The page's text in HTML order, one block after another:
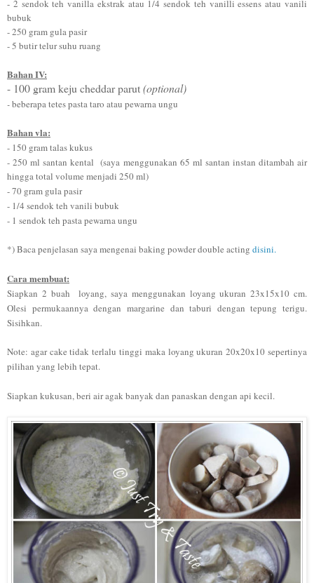
- 2 sendok teh vanilla ekstrak atau 1/4 sendok teh vanilli essens atau vanili
bubuk
- 250 gram gula pasir
- 5 butir telur suhu ruang
Bahan IV:
- 100 gram keju cheddar parut(optional)
-beberapa tetes pasta taro atau pewarna ungu
Bahan vla:
- 150 gram talas kukus
- 250 ml santan kental(saya menggunakan 65 ml santan instan ditambah air
hingga total volume menjadi 250 ml)
- 70 gram gula pasir
- 1/4 sendok teh vanili bubuk
- 1 sendok teh pasta pewarna ungu
*) Baca penjelasan saya mengenai baking powder double acting disini.
Cara membuat:
Siapkan 2 buah loyang, saya menggunakan loyang ukuran 23x15x10 cm.
Olesi permukaannya dengan margarine dan taburi dengan tepung terigu.
Sisihkan.
Note: agar cake tidak terlalu tinggi maka loyang ukuran 20x20x10 sepertinya
pilihan yang lebih tepat.
Siapkan kukusan, beri air agak banyak dan panaskan dengan api kecil.